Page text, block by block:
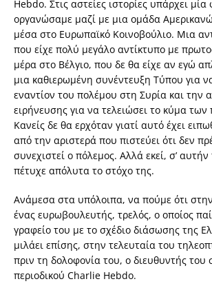
Hebdo. Στις αστείες ιστορίες υπάρχει
οργανώσαμε μαζί με μια ομάδα
μέσα στο Ευρωπαϊκό Κοινοβούλιο. Μια
που είχε πολύ μεγάλο αντίκτυπο με
μέρα στο Βέλγιο, που δε θα είχε αν εγώ
μια καθιερωμένη συνέντευξη Τύπου για
εναντίον του πολέμου στη Συρία και την
ειρήνευσης για να τελειώσει το κύμα
Κανείς δε θα ερχόταν γιατί αυτό έχει
από την αριστερά που πιστεύει ότι δεν
συνεχιστεί ο πόλεμος. Αλλά εκεί, σ’
πέτυχε απόλυτα το στόχο της.
Ανάμεσα στα υπόλοιπα, να πούμε ότι
ένας ευρωβουλευτής, τρελός, ο οποίος
γραφείο του με το σχέδιο διάσωσης της
μιλάει επίσης, στην τελευταία του
πριν τη δολοφονία του, ο διευθυντής του
περιοδικού Charlie Hebdo.